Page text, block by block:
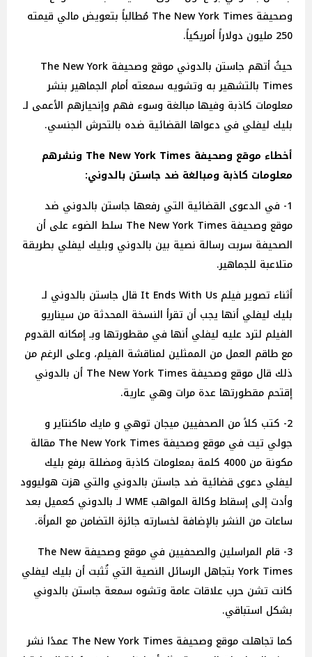
وصحيفة The New York Times مُطالباً بتعويض مالي قيمته
250 مليون دولاراً أمريكياً.
حيثُ أتهم جاستن بالدوني موقع وصحيفة The New York
Times بالتشهير به وتشويه سمعته أمام الجماهير بنشر
معلومات كاذبة وفيها مبالغة وسوء فهم وإنحيازهم الأعمى لـ
بليك ليفلي في دعواها القضائية ضده بالتحرش الجنسي.
أخطاء موقع وصحيفة The New York Times ونشرهم
معلومات كاذبة ومبالغة ضد جاستن بالدوني:
1- في الدعوى القضائية التي رفعها جاستن بالدوني ضد
موقع وصحيفة The New York Times سلط الضوء على أن
الصحيفة سربت رسالة نصية بين بالدوني وبليك ليفلي بطريقة
متلاعبة للجماهير.
أثناء تصوير فيلم It Ends With Us قال جاستن بالدوني لـ
بليك ليفلي أنها يجب أن تقرأ النسخة المحدثة من سيناريو
الفيلم لترد عليه ليفلي أنها في مقطورتها وبـ إمكانه القدوم
مع طاقم العمل من الممثلين لمناقشة الفيلم، وعلى الرغم من
ذلك قال موقع وصحيفة The New York Times أن بالدوني
إقتحم مقطورتها عدة مرات وهي عارية.
2- كتب كلاً من الصحفيين ميجان توهي و مايك ماكنتاير و
جولي تيت في موقع وصحيفة The New York Times مقالة
مكونة من 4000 كلمة بمعلومات كاذبة ومضللة برفع بليك
ليفلي دعوى قضائية ضد جاستن بالدوني والتي هزت هوليوود
وأدت إلى إسقاط وكالة المواهب WME لـ بالدوني كعميل بعد
ساعات من النشر بالإضافة لخسارته جائزة التضامن مع المرأة.
3- قام المراسلين والصحفيين في موقع وصحيفة The New
York Times بتجاهل الرسائل النصية التي تُثبت أن بليك ليفلي
كانت تشن حرب علاقات عامة وتشوه سمعة جاستن بالدوني
بشكل استباقي.
كما تجاهلت موقع وصحيفة The New York Times عمدًا نشر